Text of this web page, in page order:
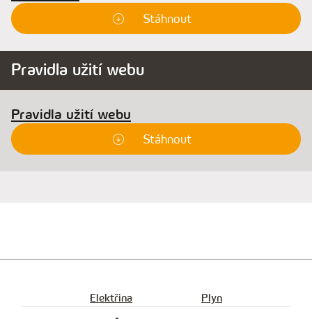
Stáhnout
Pravidla užití webu
Pravidla užití webu
Stáhnout
Elektřina Plyn